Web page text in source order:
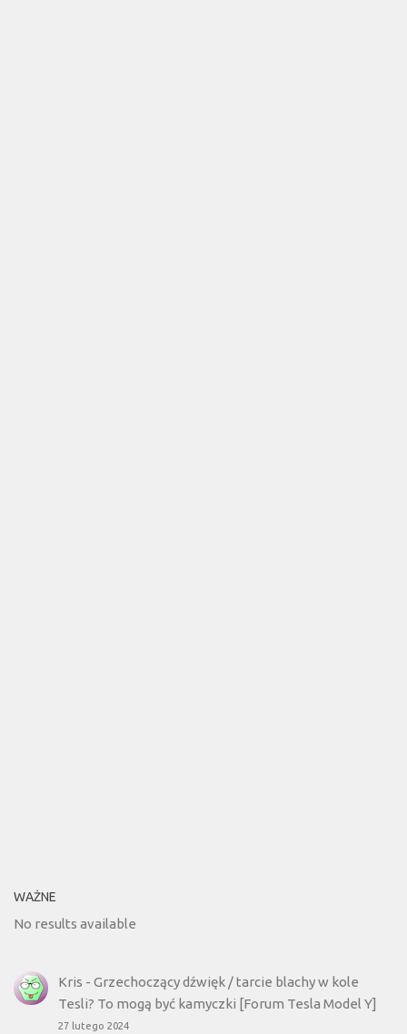
WAŻNE
No results available
Kris - Grzechoczący dźwięk / tarcie blachy w kole
Tesli? To mogą być kamyczki [Forum Tesla Model Y]
27 lutego 2024